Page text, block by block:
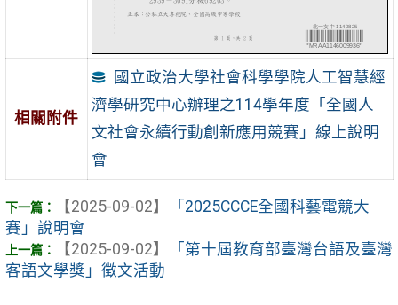
相關附件
國立政治大學社會科學學院人工智慧經
濟學研究中心辦理之114學年度「全國人
文社會永續行動創新應用競賽」線上說明
會
【2025-09-02】
「2025CCCE全國科藝電競大
賽」說明會
【2025-09-02】
「第十屆教育部臺灣台語及臺灣
客語文學獎」徵文活動